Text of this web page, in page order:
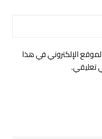
الإلكتروني في هذا
تعليقي.